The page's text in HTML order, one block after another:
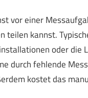
vor einer
teilen kannst.
oder die
durch fehlende
kostet das